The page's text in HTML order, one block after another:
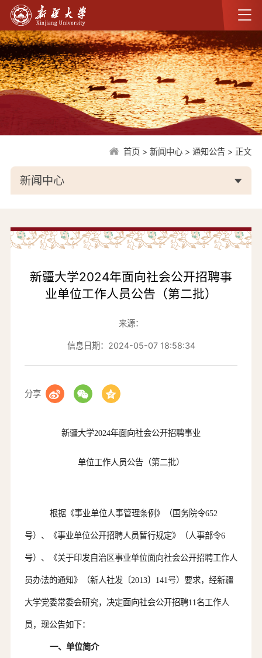
首页 >新闻中心 >通知公告 > 正文
新闻中心
新疆大学2024年面向社会公开招聘事
业单位工作人员公告（第二批）
来源：
信息日期：2024-05-07 18:58:34
分享
新疆大学2024年面向社会公开招聘事业
单位工作人员公告（第二批）
根据《事业单位人事管理条例》（国务院令652
号）、《事业单位公开招聘人员暂行规定》（人事部令6
号）、《关于印发自治区事业单位面向社会公开招聘工作人
员办法的通知》（新人社发〔2013〕 141号）要求，经新疆
大学党委常委会研究，决定面向社会公开招聘11名工作人
员，现公告如下：
一、 单位简介